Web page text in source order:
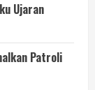
Ujaran
Patroli